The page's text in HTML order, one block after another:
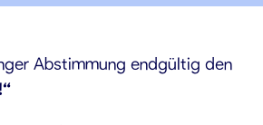
Abstimmung endgültig den